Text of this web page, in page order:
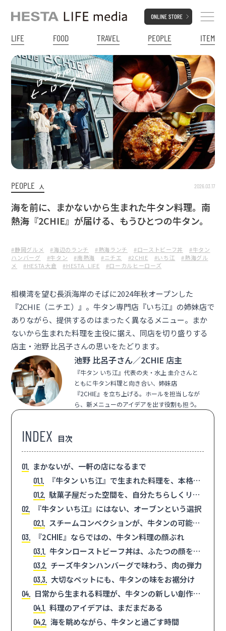
LIFE FOOD TRAVEL PEOPLE ITEM
PEOPLE 人 2026.03.17
海を前に、まかないから生まれた牛タン料理。南
熱海『2CHIE』が届ける、もうひとつの牛タン。
#静岡グルメ #海辺のランチ #熱海ランチ #ローストビーフ丼
#牛タン
ハンバーグ
#牛タン #南熱海 #ニチエ #2CHIE #いち江
#熱海グル
メ
#HESTA大倉 #HESTA_LIFE #ローカルヒーローズ
相模湾を望む長浜海岸のそばに2024年秋オープンした
『2CHIE（ニチエ）』。牛タン専門店『いち江』の姉妹店で
ありながら、提供するのはまったく異なるメニュー。まか
ないから生まれた料理を主役に据え、同店を切り盛りする
店主・池野 比呂子さんの思いをたどります。
池野 比呂子さん／2CHIE 店主
『牛タン いち江』代表の夫・水上 圭介さんと
ともに牛タン料理と向き合い、姉妹店
『2CHIE』を立ち上げる。ホールを担当しなが
ら、新メニューのアイデアを出す役割も担う。
目次
1 まかないが、一軒の店になるまで
1.1
『牛タン いち江』で生まれた料理を、本格的
に届けたい
1.2 駄菓子屋だった空間を、自分たちらしくリノ
ベーション
2 『牛タン いち江』にはない、オーブンという選択
2.1
スチームコンベクションが、牛タンの可能性
を広げる
3 『2CHIE』ならではの、牛タン料理の顔ぶれ
3.1 牛タンローストビーフ丼は、ふたつの顔を持
つ3.2 チーズ牛タンハンバーグで味わう、肉の弾力
3.3 大切なペットにも、牛タンの味をお裾分け
4
日常から生まれる料理が、牛タンの新しい創作の
糧になる
4.1 料理のアイデアは、まだまだある
4.2 海を眺めながら、牛タンと過ごす時間